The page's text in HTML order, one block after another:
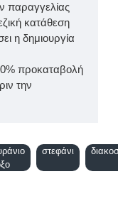
παραγγελίας
κατάθεση
η δημιουργία
προκαταβολή
την
στεφάνι